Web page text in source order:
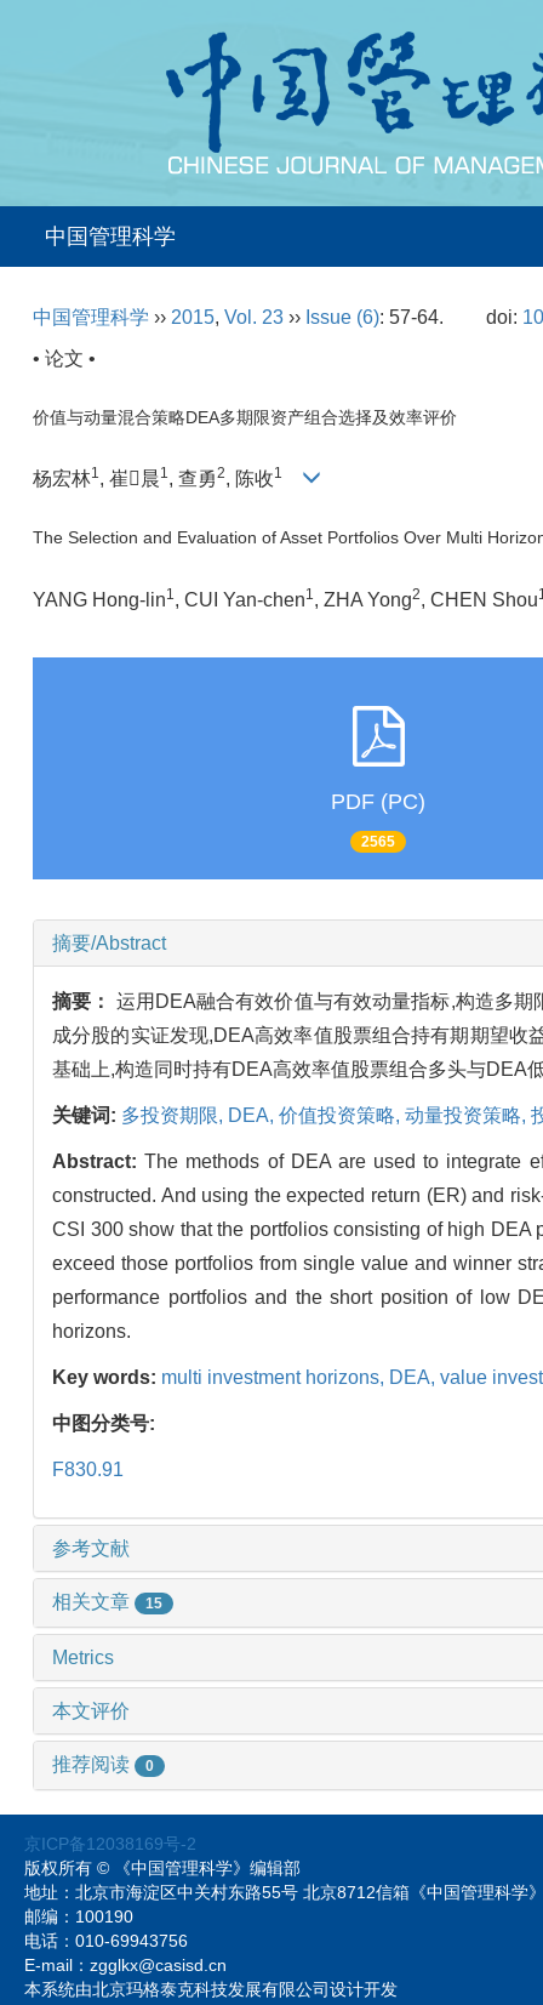
中国管理科学
中国管理科学 ›› 2015, Vol. 23 ›› Issue (6): 57-64. doi:
• 论文 •
价值与动量混合策略DEA多期限资产组合选择及效率评价
杨宏林1, 崔晨1, 查勇2, 陈收1
The Selection and Evaluation of Asset Portfolios Over Multi
YANG Hong-lin1 , CUI Yan-chen1 , ZHA Yong2, CHEN Shou
PDF (PC)
2565
摘要/Abstract
摘要： 运用DEA融合有效价值与有效动量指标,构造多
成分股的实证发现,DEA高效率值股票组合持有期期望
基础上,构造同时持有DEA高效率值股票组合多头与DEA
关键词: 多投资期限, DEA, 价值投资策略, 动量投资策略,
Abstract:The methods of DEA are used to integrate
constructed. And using the expected return (ER) and
CSI 300 show that the portfolios consisting of high
exceed those portfolios from single value and winner
performance portfolios and the short position of low
horizons.
Key words: multi investment horizons, DEA, value
中图分类号:
F830.91
参考文献
相关文章 15
Metrics
本文评价
推荐阅读 0
京ICP备12038169号-2
版权所有 © 《中国管理科学》编辑部
地址：北京市海淀区中关村东路55号 北京8712信箱《中国管理科
邮编：100190
电话：010-69943756
E-mail：zgglkx@casisd.cn
本系统由北京玛格泰克科技发展有限公司设计开发